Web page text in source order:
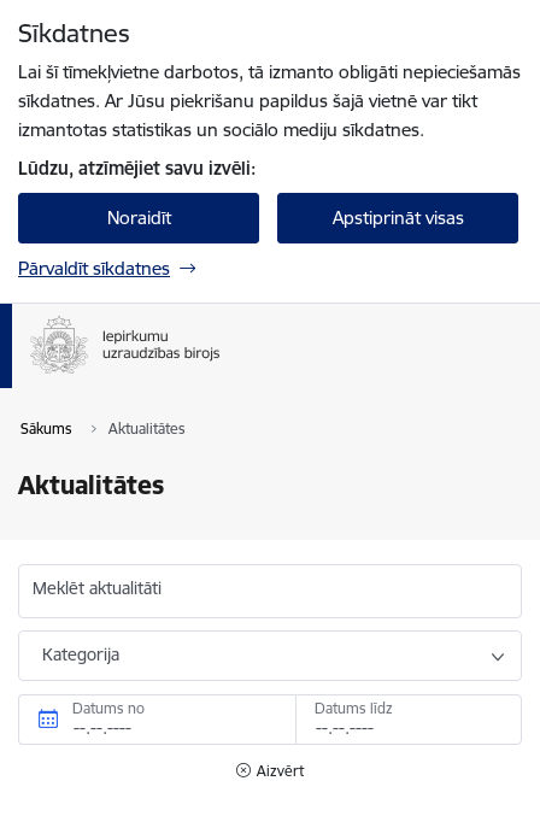
Sīkdatnes
Lai šī tīmekļvietne darbotos, tā izmanto obligāti nepieciešamās
sīkdatnes. Ar Jūsu piekrišanu papildus šajā vietnē var tikt
izmantotas statistikas un sociālo mediju sīkdatnes.
Lūdzu, atzīmējiet savu izvēli:
Noraidīt Apstiprināt visas
Pārvaldīt sīkdatnes
Sākums Aktualitātes
Aktualitātes
Meklēt aktualitāti
Kategorija
Datums no Datums līdz
Aizvērt